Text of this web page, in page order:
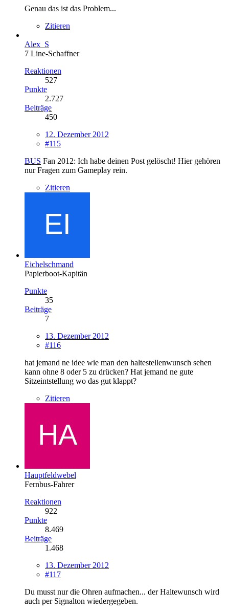
Genau das ist das Problem...
Zitieren
Alex_S
7 Line-Schaffner
Reaktionen
527
Punkte
2.727
Beiträge
450
12. Dezember 2012
#115
BUS Fan 2012: Ich habe deinen Post gelöscht! Hier gehören
nur Fragen zum Gameplay rein.
Zitieren
Eichelschmand
Papierboot-Kapitän
Punkte
35
Beiträge
7
13. Dezember 2012
#116
hat jemand ne idee wie man den haltestellenwunsch sehen
kann ohne 8 oder 5 zu drücken? Hat jemand ne gute
Sitzeintstellung wo das gut klappt?
Zitieren
Hauptfeldwebel
Fernbus-Fahrer
Reaktionen
922
Punkte
8.469
Beiträge
1.468
13. Dezember 2012
#117
Du musst nur die Ohren aufmachen... der Haltewunsch wird
auch per Signalton wiedergegeben.